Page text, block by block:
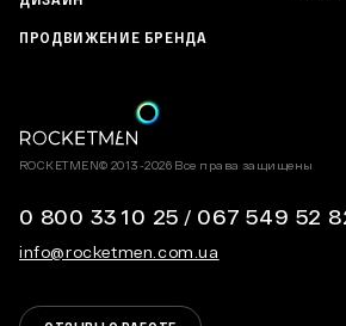
ПРОДВИЖЕНИЕ БРЕНДА
ROCKETMEN© 2013-2026 Все права защищены
0 800 33 10 25 / 067 549 52
info@rocketmen.com.ua